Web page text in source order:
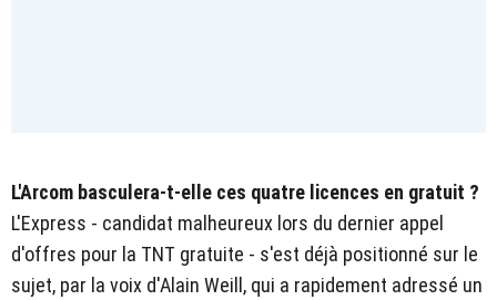
L'Arcom basculera-t-elle ces quatre licences en gratuit ?
L'Express - candidat malheureux lors du dernier appel
d'offres pour la TNT gratuite - s'est déjà positionné sur le
sujet, par la voix d'Alain Weill, qui a rapidement adressé un